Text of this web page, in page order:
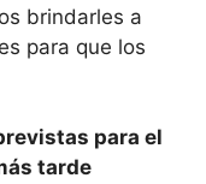
brindarles a
para que los
para el
tarde